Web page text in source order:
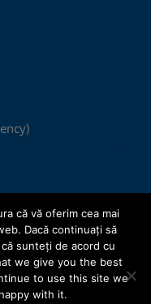
SRL| All Rights
că vă oferim cea mai
Dacă continuați să
sunteți de acord cu
we give you the best
to use this site we
with it.